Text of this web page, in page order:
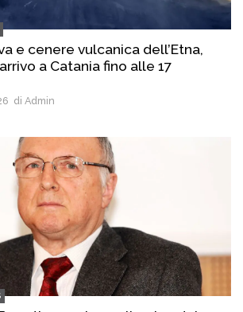
e cenere vulcanica dell’Etna,
a Catania fino alle 17
di Admin